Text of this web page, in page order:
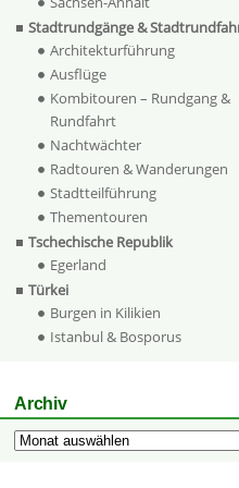
Stadtrundgänge &
Architekturführung
Ausflüge
Kombitouren – Rundgang &
Rundfahrt
Nachtwächter
Radtouren & Wanderungen
Stadtteilführung
Thementouren
Tschechische Republik
Egerland
Türkei
Burgen in Kilikien
Istanbul & Bosporus
Archiv
Archiv